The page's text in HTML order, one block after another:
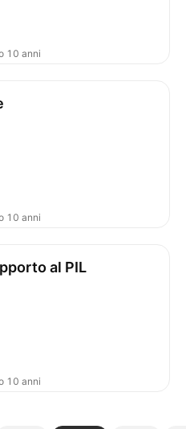
10 anni
10 anni
al PIL
10 anni